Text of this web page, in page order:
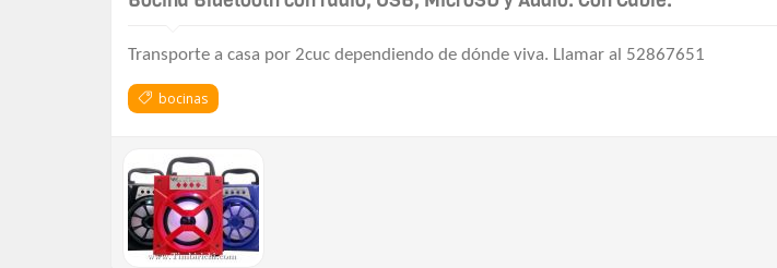
Transporte a casa por 2cuc dependiendo de dónde viva. Llamar al 52867651
bocinas